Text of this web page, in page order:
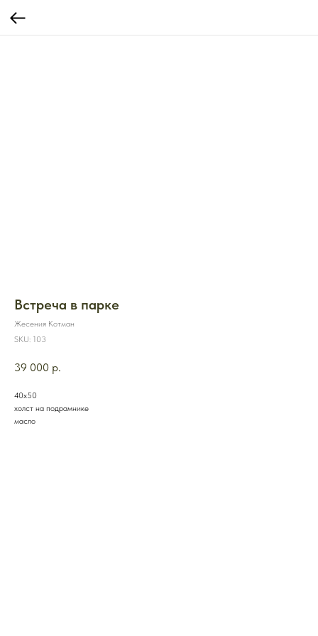
Встреча в парке
Жесения Котман
SKU: 103
39 000 р.
40х50
холст на подрамнике
масло